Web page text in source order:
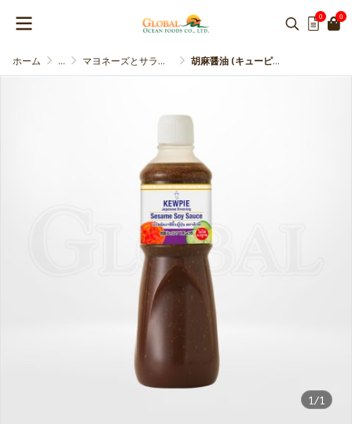
0 0
ホーム ... マヨネーズとサラダドレッシング 胡麻醤油 (キューピー)
1/1